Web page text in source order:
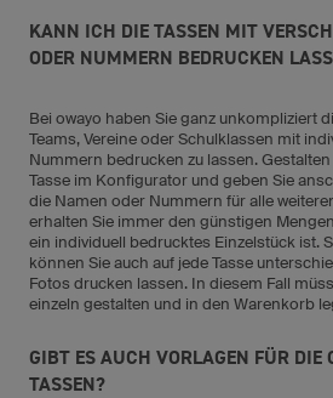
KANN ICH DIE TASSEN MIT
ODER NUMMERN BEDRUCKEN
Bei owayo haben Sie ganz unkompliziert
Teams, Vereine oder Schulklassen mit
Nummern bedrucken zu lassen.
Tasse im Konfigurator und geben Sie
die Namen oder Nummern für alle
erhalten Sie immer den günstigen
ein individuell bedrucktes Einzelstück ist.
können Sie auch auf jede Tasse
Fotos drucken lassen. In diesem Fall
einzeln gestalten und in den Warenkorb
GIBT ES AUCH VORLAGEN FÜR DIE
TASSEN?